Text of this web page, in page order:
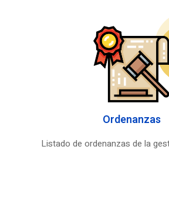
Ordenanzas
Listado de ordenanzas de la